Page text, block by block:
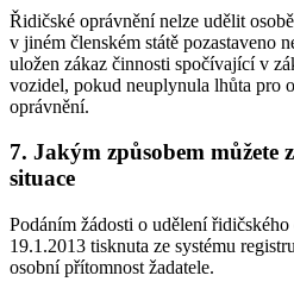
Řidičské oprávnění nelze udělit
v jiném členském státě pozastaveno
uložen zákaz činnosti spočívající v
vozidel, pokud neuplynula lhůta pro
oprávnění.
7. Jakým způsobem můžete
situace
Podáním žádosti o udělení
19.1.2013 tisknuta ze systému
osobní přítomnost žadatele.